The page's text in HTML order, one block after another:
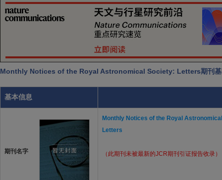
Monthly Notices of the Royal Astronomical Society: Letters期刊基
基本信息
期刊名字
Monthly Notices of the Royal
Letters
（此期刊未被最新的JCR期刊引证报告收录）